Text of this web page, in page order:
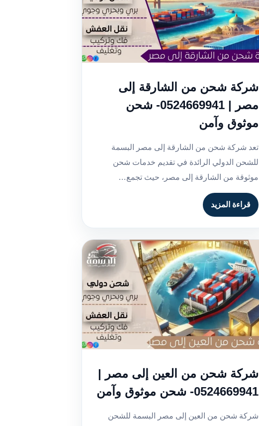
شركة شحن من الشارقة إلى
مصر | 0524669941- شحن
موثوق وآمن
تعد شركة شحن من الشارقة إلى مصر البسمة
للشحن الدولي الرائدة في تقديم خدمات شحن
موثوقة من الشارقة إلى مصر، حيث تجمع…
قراءة المزيد
شركة شحن من العين إلى مصر |
0524669941- شحن موثوق وآمن
شركة شحن من العين إلى مصر البسمة للشحن